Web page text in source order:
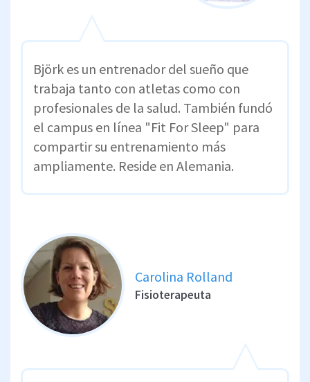
Björk es un entrenador del sueño que
trabaja tanto con atletas como con
profesionales de la salud. También fundó
el campus en línea "Fit For Sleep" para
compartir su entrenamiento más
ampliamente. Reside en Alemania.
Carolina Rolland
Fisioterapeuta